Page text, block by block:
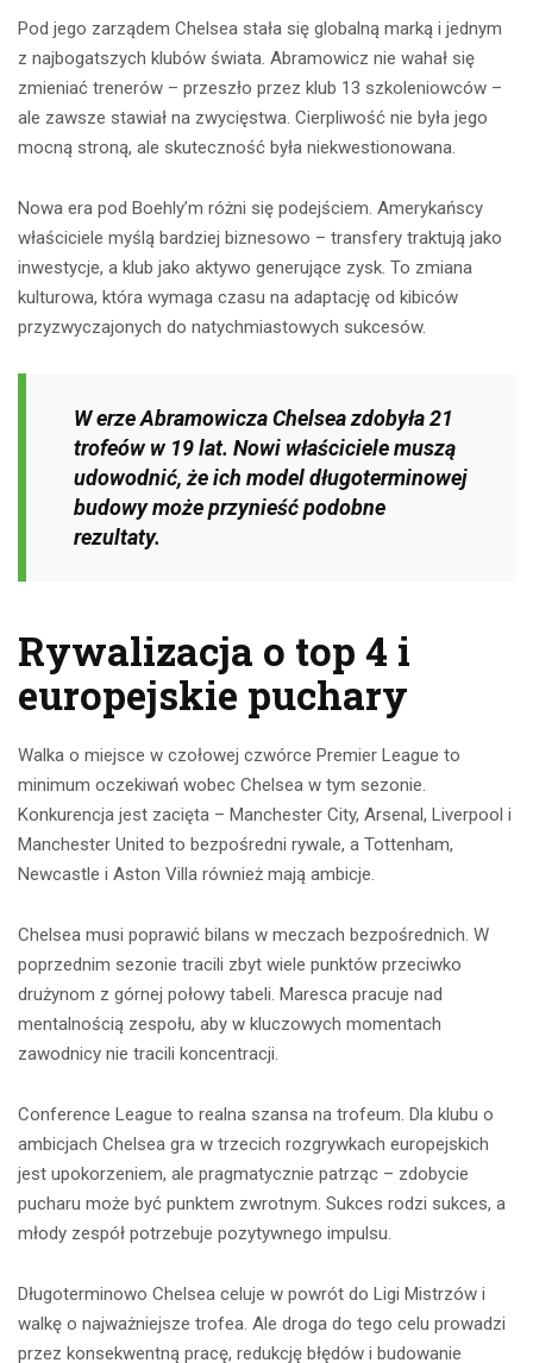
Pod jego zarządem Chelsea stała się globalną marką i jednym
z najbogatszych klubów świata. Abramowicz nie wahał się
zmieniać trenerów – przeszło przez klub 13 szkoleniowców –
ale zawsze stawiał na zwycięstwa. Cierpliwość nie była jego
mocną stroną, ale skuteczność była niekwestionowana.
Nowa era pod Boehly’m różni się podejściem. Amerykańscy
właściciele myślą bardziej biznesowo – transfery traktują jako
inwestycje, a klub jako aktywo generujące zysk. To zmiana
kulturowa, która wymaga czasu na adaptację od kibiców
przyzwyczajonych do natychmiastowych sukcesów.
W erze Abramowicza Chelsea zdobyła 21
trofeów w 19 lat. Nowi właściciele muszą
udowodnić, że ich model długoterminowej
budowy może przynieść podobne
rezultaty.
Rywalizacja o top 4 i
europejskie puchary
Walka o miejsce w czołowej czwórce Premier League to
minimum oczekiwań wobec Chelsea w tym sezonie.
Konkurencja jest zacięta – Manchester City, Arsenal, Liverpool i
Manchester United to bezpośredni rywale, a Tottenham,
Newcastle i Aston Villa również mają ambicje.
Chelsea musi poprawić bilans w meczach bezpośrednich. W
poprzednim sezonie tracili zbyt wiele punktów przeciwko
drużynom z górnej połowy tabeli. Maresca pracuje nad
mentalnością zespołu, aby w kluczowych momentach
zawodnicy nie tracili koncentracji.
Conference League to realna szansa na trofeum. Dla klubu o
ambicjach Chelsea gra w trzecich rozgrywkach europejskich
jest upokorzeniem, ale pragmatycznie patrząc – zdobycie
pucharu może być punktem zwrotnym. Sukces rodzi sukces, a
młody zespół potrzebuje pozytywnego impulsu.
Długoterminowo Chelsea celuje w powrót do Ligi Mistrzów i
walkę o najważniejsze trofea. Ale droga do tego celu prowadzi
przez konsekwentną pracę, redukcję błędów i budowanie